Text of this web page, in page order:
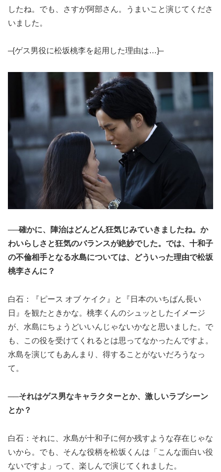
したね。でも、さすが阿部さん。うまいこと演じてくださ
いました。
–{ゲス男役に松坂桃李を起用した理由は…}–
──確かに、陣治はどんどん狂気じみていきましたね。か
わいらしさと狂気のバランスが絶妙でした。では、十和子
の不倫相手となる水島については、どういった理由で松坂
桃李さんに？
白石：『ピース オブ ケイク』と『日本のいちばん長い
日』を観たときかな。桃李くんのシュッとしたイメージ
が、水島にちょうどいいんじゃないかなと思いました。で
も、この役を受けてくれるとは思ってなかったんですよ。
水島を演じてもあんまり、得することがないだろうなっ
て。
──それはゲス男なキャラクターとか、激しいラブシーン
とか？
白石：それに、水島が十和子に何か残すような存在じゃな
いから。でも、そんな役柄を松坂くんは「こんな面白い役
ないですよ」って、楽しんで演じてくれました。